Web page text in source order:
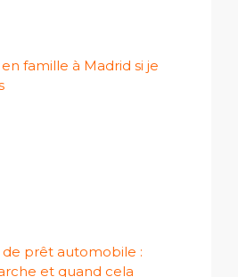
famille à Madrid si je
prêt automobile :
et quand cela